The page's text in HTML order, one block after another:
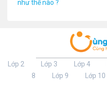
như thế nào ?
Lớp 2 Lớp 3 Lớp 4
8
Lớp 9 Lớp 10